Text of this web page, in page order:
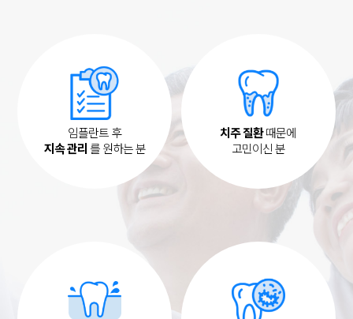
임플란트 후
지속 관리 를 원하는 분
치주 질환때문에
고민이신 분